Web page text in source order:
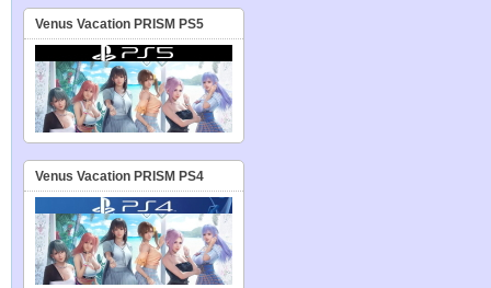
Venus Vacation PRISM PS5
Venus Vacation PRISM PS4